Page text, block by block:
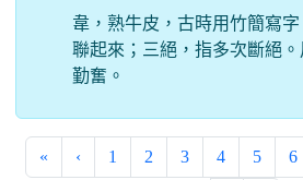
韋，熟牛皮，古時用竹簡寫
聯起來；三絕，指多次斷絕
勤奮。
« ‹ 1 2 3 4 5 6